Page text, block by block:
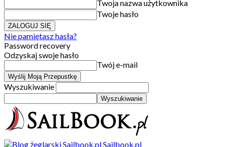
Twoja nazwa użytkownika
Twoje hasło
Nie pamiętasz hasła?
Password recovery
Odzyskaj swoje hasło
Twój e-mail
Wyszukiwanie
Sailbook.pl